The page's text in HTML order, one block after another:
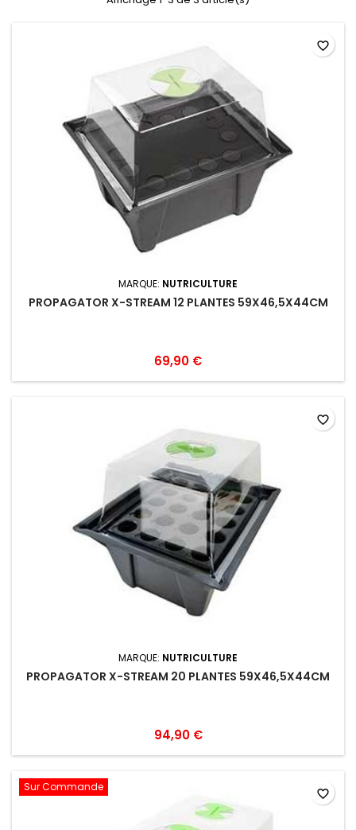
MARQUE: NUTRICULTURE
PROPAGATOR X-STREAM 12 PLANTES 59X46,5X44CM
69,90 €
favorite_border
MARQUE: NUTRICULTURE
PROPAGATOR X-STREAM 20 PLANTES 59X46,5X44CM
94,90 €
favorite_border
Sur Commande favorite_border